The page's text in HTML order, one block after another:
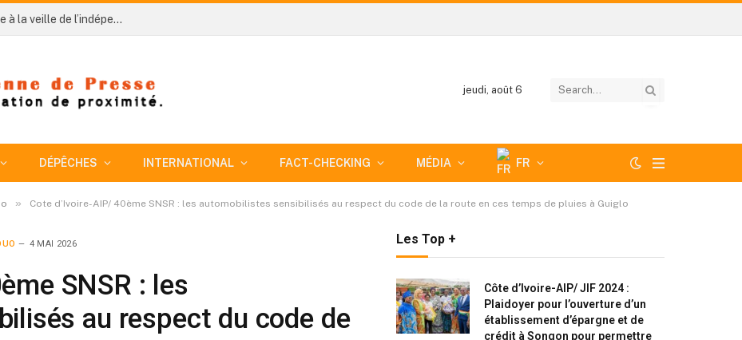
Côte d’Ivoire-AIP/ Séguéla nettoie son image à la veille de l’indépendance (Reportage)
jeudi, août 6
DÉPÊCHES INTERNATIONAL FACT-CHECKING MÉDIA FR
» Cote d’Ivoire-AIP/ 40ème SNSR : les automobilistes sensibilisés au respect du code de la route en ces temps de pluies à Guiglo
4 MAI 2026
SNSR : les
au respect du code de
Les Top +
Côte d’Ivoire-AIP/ JIF 2024 :
Plaidoyer pour l’ouverture d’un
établissement d’épargne et de
crédit à Songon pour permettre